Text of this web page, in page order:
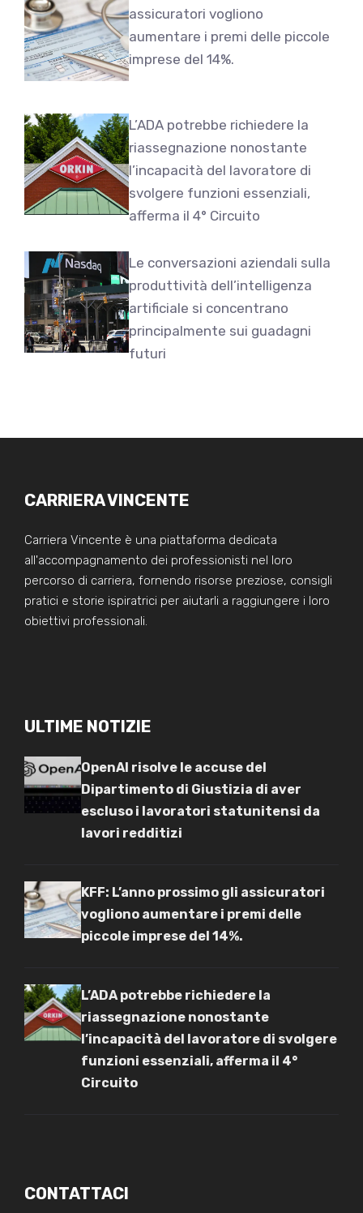
assicuratori vogliono
aumentare i premi delle piccole
imprese del 14%.
L’ADA potrebbe richiedere la
riassegnazione nonostante
l’incapacità del lavoratore di
svolgere funzioni essenziali,
afferma il 4° Circuito
Le conversazioni aziendali sulla
produttività dell’intelligenza
artificiale si concentrano
principalmente sui guadagni
futuri
CARRIERA VINCENTE
Carriera Vincente è una piattaforma dedicata
all'accompagnamento dei professionisti nel loro
percorso di carriera, fornendo risorse preziose, consigli
pratici e storie ispiratrici per aiutarli a raggiungere i loro
obiettivi professionali.
ULTIME NOTIZIE
OpenAI risolve le accuse del
Dipartimento di Giustizia di aver
escluso i lavoratori statunitensi da
lavori redditizi
KFF: L’anno prossimo gli assicuratori
vogliono aumentare i premi delle
piccole imprese del 14%.
L’ADA potrebbe richiedere la
riassegnazione nonostante
l’incapacità del lavoratore di svolgere
funzioni essenziali, afferma il 4°
Circuito
CONTATTACI